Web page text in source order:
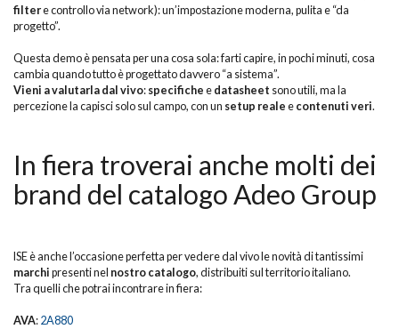
filtere controllo via network): un’impostazione moderna, pulita e “da
progetto”.
Questa demo è pensata per una cosa sola: farti capire, in pochi minuti, cosa
cambia quando tutto è progettato davvero “a sistema”.
Vieni a valutarla dal vivo: specifiche e datasheet sono utili, ma la
percezione la capisci solo sul campo, con un setup reale e contenuti veri.
In fiera troverai anche molti dei
brand del catalogo Adeo Group
ISE è anche l’occasione perfetta per vedere dal vivo le novità di tantissimi
marchi presenti nel nostro catalogo, distribuiti sul territorio italiano.
Tra quelli che potrai incontrare in fiera:
AVA: 2A880